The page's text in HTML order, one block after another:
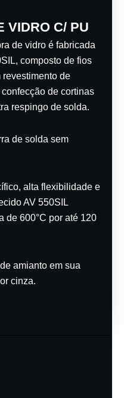
VIDRO C/ PU
de vidro é fabricada
composto de fios
revestimento de
de cortinas
respingo de solda.
de solda sem
alta flexibilidade e
AV 550SIL
de 600°C por até 120
amianto em sua
cinza.